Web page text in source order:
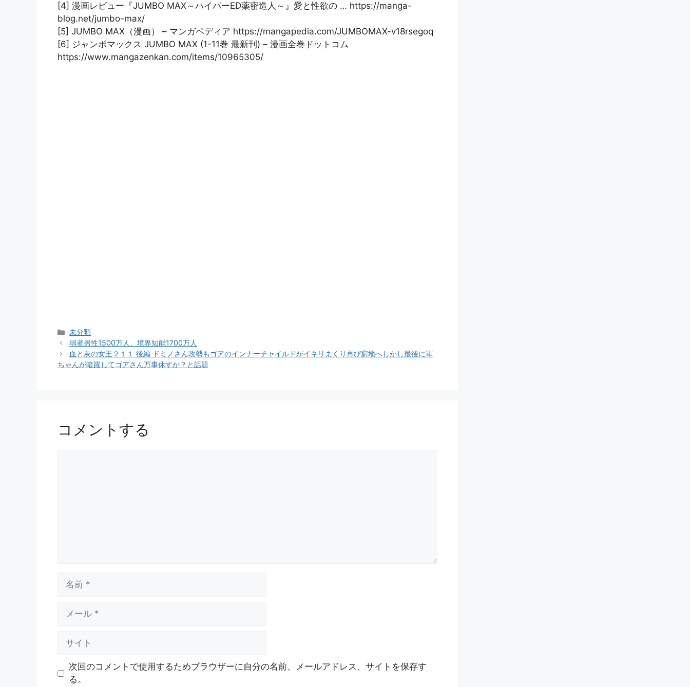
[4] 漫画レビュー『JUMBO MAX～ハイパーED薬密造人～』愛と性欲の … https://manga-
blog.net/jumbo-max/
[5] JUMBO MAX（漫画） – マンガペディア https://mangapedia.com/JUMBOMAX-v18rsegoq
[6] ジャンボマックス JUMBO MAX (1-11巻 最新刊) – 漫画全巻ドットコム
https://www.mangazenkan.com/items/10965305/
カ
テ
ゴ
リ
未分類
弱者男性1500万人、境界知能1700万人
血と灰の女王２１１ 後編 ドミノさん攻勢もゴアのインナーチャイルドがイキリまくり再び窮地へしかし最後に軍
ちゃんが暗躍してゴアさん万事休すか？と話題
コメントする
次回のコメントで使用するためブラウザーに自分の名前、メールアドレス、サイトを保存す
る。